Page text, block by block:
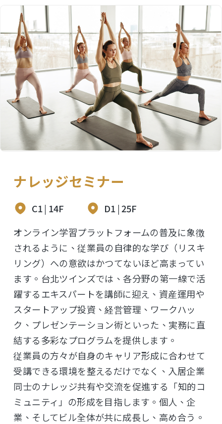
ナレッジセミナー
C1 | 14F
D1 | 25F
オンライン学習プラットフォームの普及に象徴
されるように、従業員の自律的な学び（リスキ
リング）への意欲はかつてないほど高まってい
ます。台北ツインズでは、各分野の第一線で活
躍するエキスパートを講師に迎え、資産運用や
スタートアップ投資、経営管理、ワークハッ
ク、プレゼンテーション術といった、実務に直
結する多彩なプログラムを提供します。
従業員の方々が自身のキャリア形成に合わせて
受講できる環境を整えるだけでなく、入居企業
同士のナレッジ共有や交流を促進する「知的コ
ミュニティ」の形成を目指します。個人、企
業、そしてビル全体が共に成長し、高め合う。